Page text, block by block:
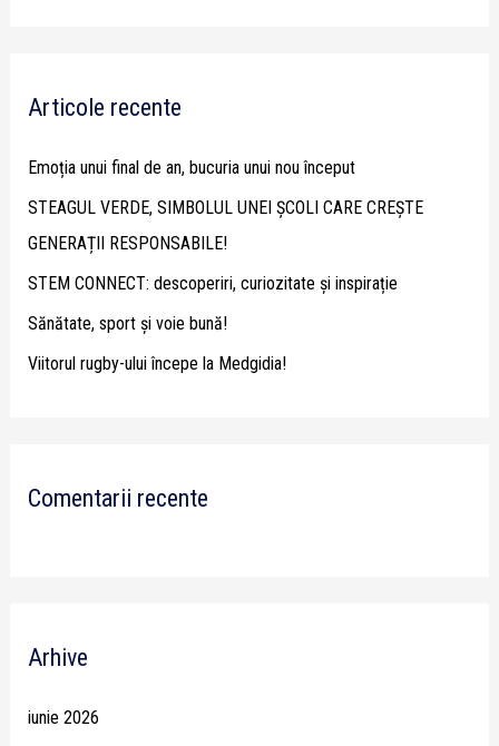
c
o
r
:
Articole recente
Emoția unui final de an, bucuria unui nou început
STEAGUL VERDE, SIMBOLUL UNEI ȘCOLI CARE CREȘTE
GENERAȚII RESPONSABILE!
STEM CONNECT: descoperiri, curiozitate și inspirație
Sănătate, sport și voie bună!
Viitorul rugby-ului începe la Medgidia!
Comentarii recente
Arhive
iunie 2026